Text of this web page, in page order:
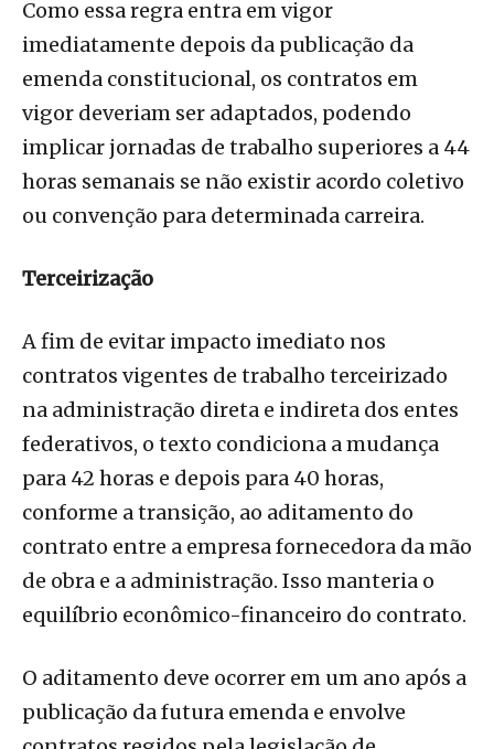
Como essa regra entra em vigor
imediatamente depois da publicação da
emenda constitucional, os contratos em
vigor deveriam ser adaptados, podendo
implicar jornadas de trabalho superiores a 44
horas semanais se não existir acordo coletivo
ou convenção para determinada carreira.
Terceirização
A fim de evitar impacto imediato nos
contratos vigentes de trabalho terceirizado
na administração direta e indireta dos entes
federativos, o texto condiciona a mudança
para 42 horas e depois para 40 horas,
conforme a transição, ao aditamento do
contrato entre a empresa fornecedora da mão
de obra e a administração. Isso manteria o
equilíbrio econômico-financeiro do contrato.
O aditamento deve ocorrer em um ano após a
publicação da futura emenda e envolve